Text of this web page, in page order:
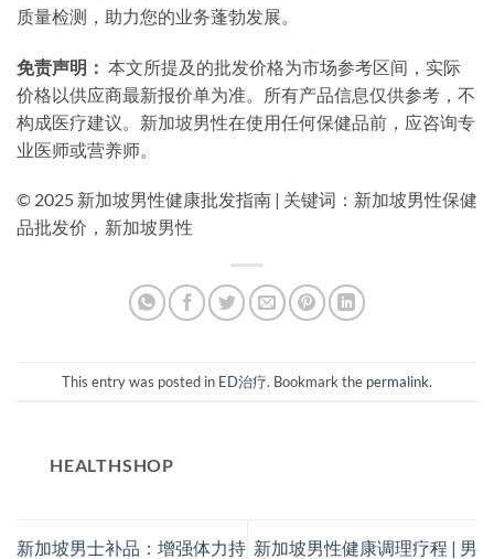
质量检测，助力您的业务蓬勃发展。
免责声明： 本文所提及的批发价格为市场参考区间，实际
价格以供应商最新报价单为准。所有产品信息仅供参考，不
构成医疗建议。新加坡男性在使用任何保健品前，应咨询专
业医师或营养师。
© 2025 新加坡男性健康批发指南 | 关键词：新加坡男性保健
品批发价，新加坡男性
This entry was posted in ED治疗. Bookmark the permalink.
HEALTHSHOP
新加坡男士补品：增强体力持 新加坡男性健康调理疗程 | 男